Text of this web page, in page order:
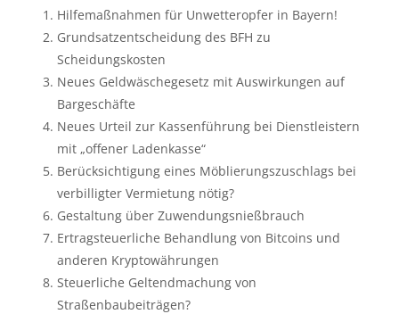
Hilfemaßnahmen für Unwetteropfer in Bayern!
Grundsatzentscheidung des BFH zu
Scheidungskosten
Neues Geldwäschegesetz mit Auswirkungen auf
Bargeschäfte
Neues Urteil zur Kassenführung bei Dienstleistern
mit „offener Ladenkasse“
Berücksichtigung eines Möblierungszuschlags bei
verbilligter Vermietung nötig?
Gestaltung über Zuwendungsnießbrauch
Ertragsteuerliche Behandlung von Bitcoins und
anderen Kryptowährungen
Steuerliche Geltendmachung von
Straßenbaubeiträgen?